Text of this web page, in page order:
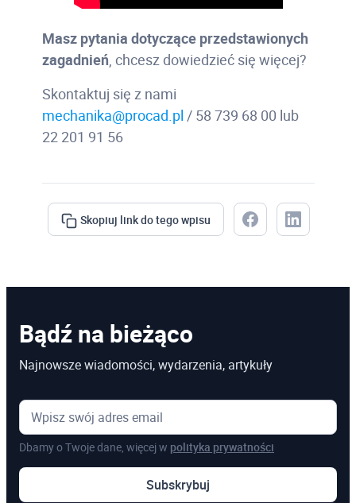
Masz pytania dotyczące przedstawionych
zagadnień, chcesz dowiedzieć się więcej?
Skontaktuj się z nami
mechanika@procad.pl / 58 739 68 00 lub
22 201 91 56
Skopiuj link do tego wpisu
Bądź na bieżąco
Najnowsze wiadomości, wydarzenia, artykuły
Dbamy o Twoje dane, więcej w polityka prywatności
Subskrybuj